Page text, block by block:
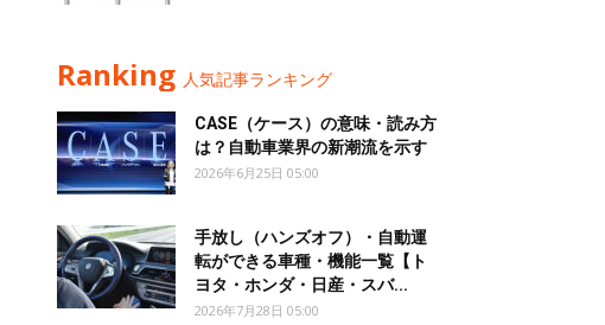
Ranking 人気記事ランキング
CASE（ケース）の意味・読み方
は？自動車業界の新潮流を示す
2026年6月25日 05:00
手放し（ハンズオフ）・自動運
転ができる車種・機能一覧【ト
ヨタ・ホンダ・日産・スバ...
2026年7月28日 05:00